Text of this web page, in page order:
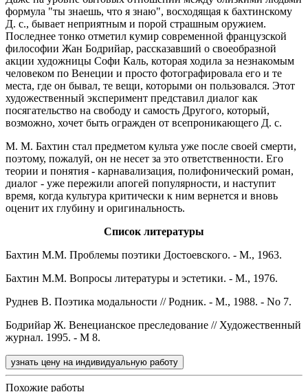
формула "ты знаешь, что я знаю", восходящая к бахтинскому
Д. с., бывает неприятным и порой страшным оружием.
Последнее тонко отметил кумир современной французской
философии Жан Бодрийар, рассказавший о своеобразной
акции художницы Софи Каль, которая ходила за незнакомым
человеком по Венеции и просто фотографировала его и те
места, где он бывал, те вещи, которыми он пользовался. Этот
художественный эксперимент представил диалог как
посягательство на свободу и самость Другого, который,
возможно, хочет быть огражден от всепроникающего Д. с.
М. М. Бахтин стал предметом культа уже после своей смерти,
поэтому, пожалуй, он не несет за это ответственности. Его
теории и понятия - карнавализация, полифонический роман,
диалог - уже пережили апогей популярности, и наступит
время, когда культура критически к ним вернется и вновь
оценит их глубину и оригинальность.
Список литературы
Бахтин М.М. Проблемы поэтики Достоевского. - М., 1963.
Бахтин М.М. Вопросы литературы и эстетики. - М., 1976.
Руднев В. Поэтика модальности // Родник. - М., 1988. - No 7.
Бодрийар Ж. Венецианское преследование // Художественный
журнал. 1995. - М 8.
узнать цену на индивидуальную работу
Похожие работы